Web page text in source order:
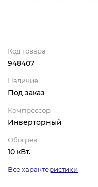
Код товара
948407
Наличие
Под заказ
Компрессор
Инверторный
Обогрев
10 кВт.
Все характеристики